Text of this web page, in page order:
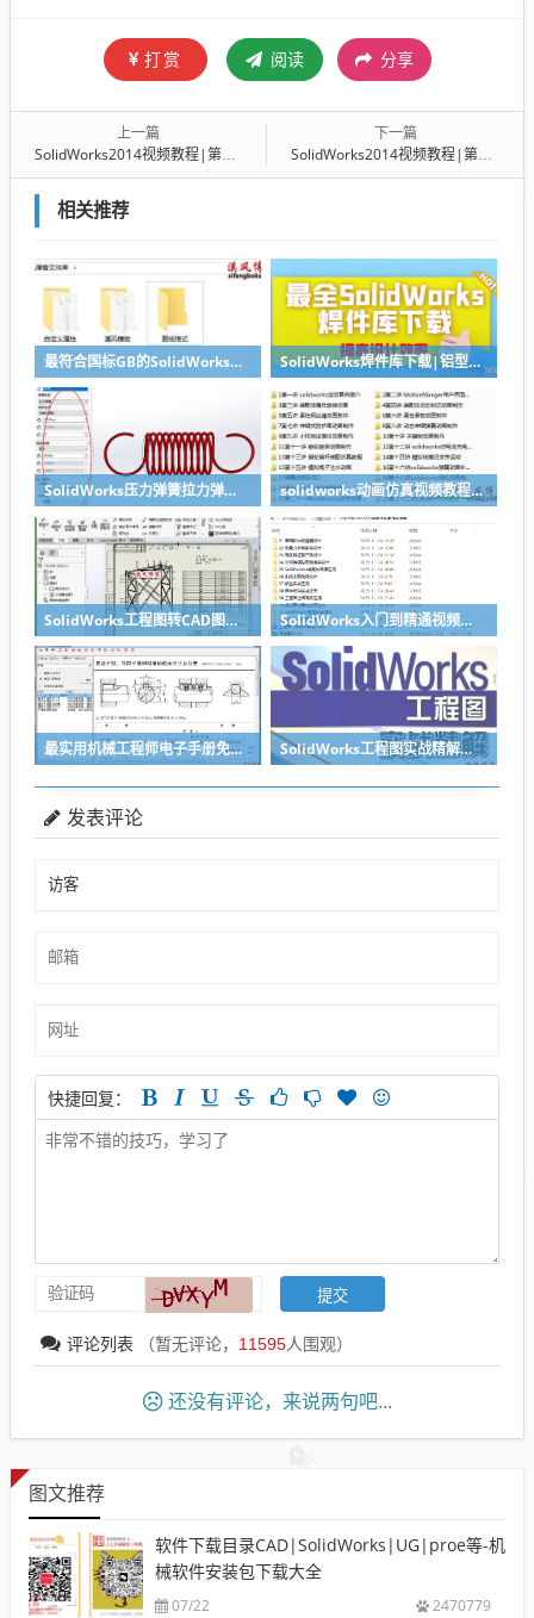
打赏 阅读 分享
上一篇
SolidWorks2014视频教程|第二讲草图命令上-周忠
下一篇
SolidWorks2014视频教程|第二讲草图命令下-周忠
相关推荐
最符合国标GB的SolidWorks图纸格式和图纸模板下载-溪风专用版 SolidWorks焊件库下载|铝型材库下载|附sw焊件库添加配置使用教程
SolidWorks压力弹簧拉力弹簧扭力弹簧涡卷弹簧自动生成宏程序下载 solidworks动画仿真视频教程-学SolidWorks动画必看视频
SolidWorks工程图转CAD图纸DWG格式映射文件无乱码可分层-溪风亲测推荐 SolidWorks入门到精通视频教程（适合sw2018-2026）
最实用机械工程师电子手册免费下载 SolidWorks工程图实战精解（SolidWorks模板制作教程）pdf及随书光盘-
发表评论
快捷回复：
评论列表 （暂无评论， 11595人围观）
还没有评论，来说两句吧...
图文推荐
软件下载目录CAD|SolidWorks|UG|proe等-机
械软件安装包下载大全
07/22 2470779